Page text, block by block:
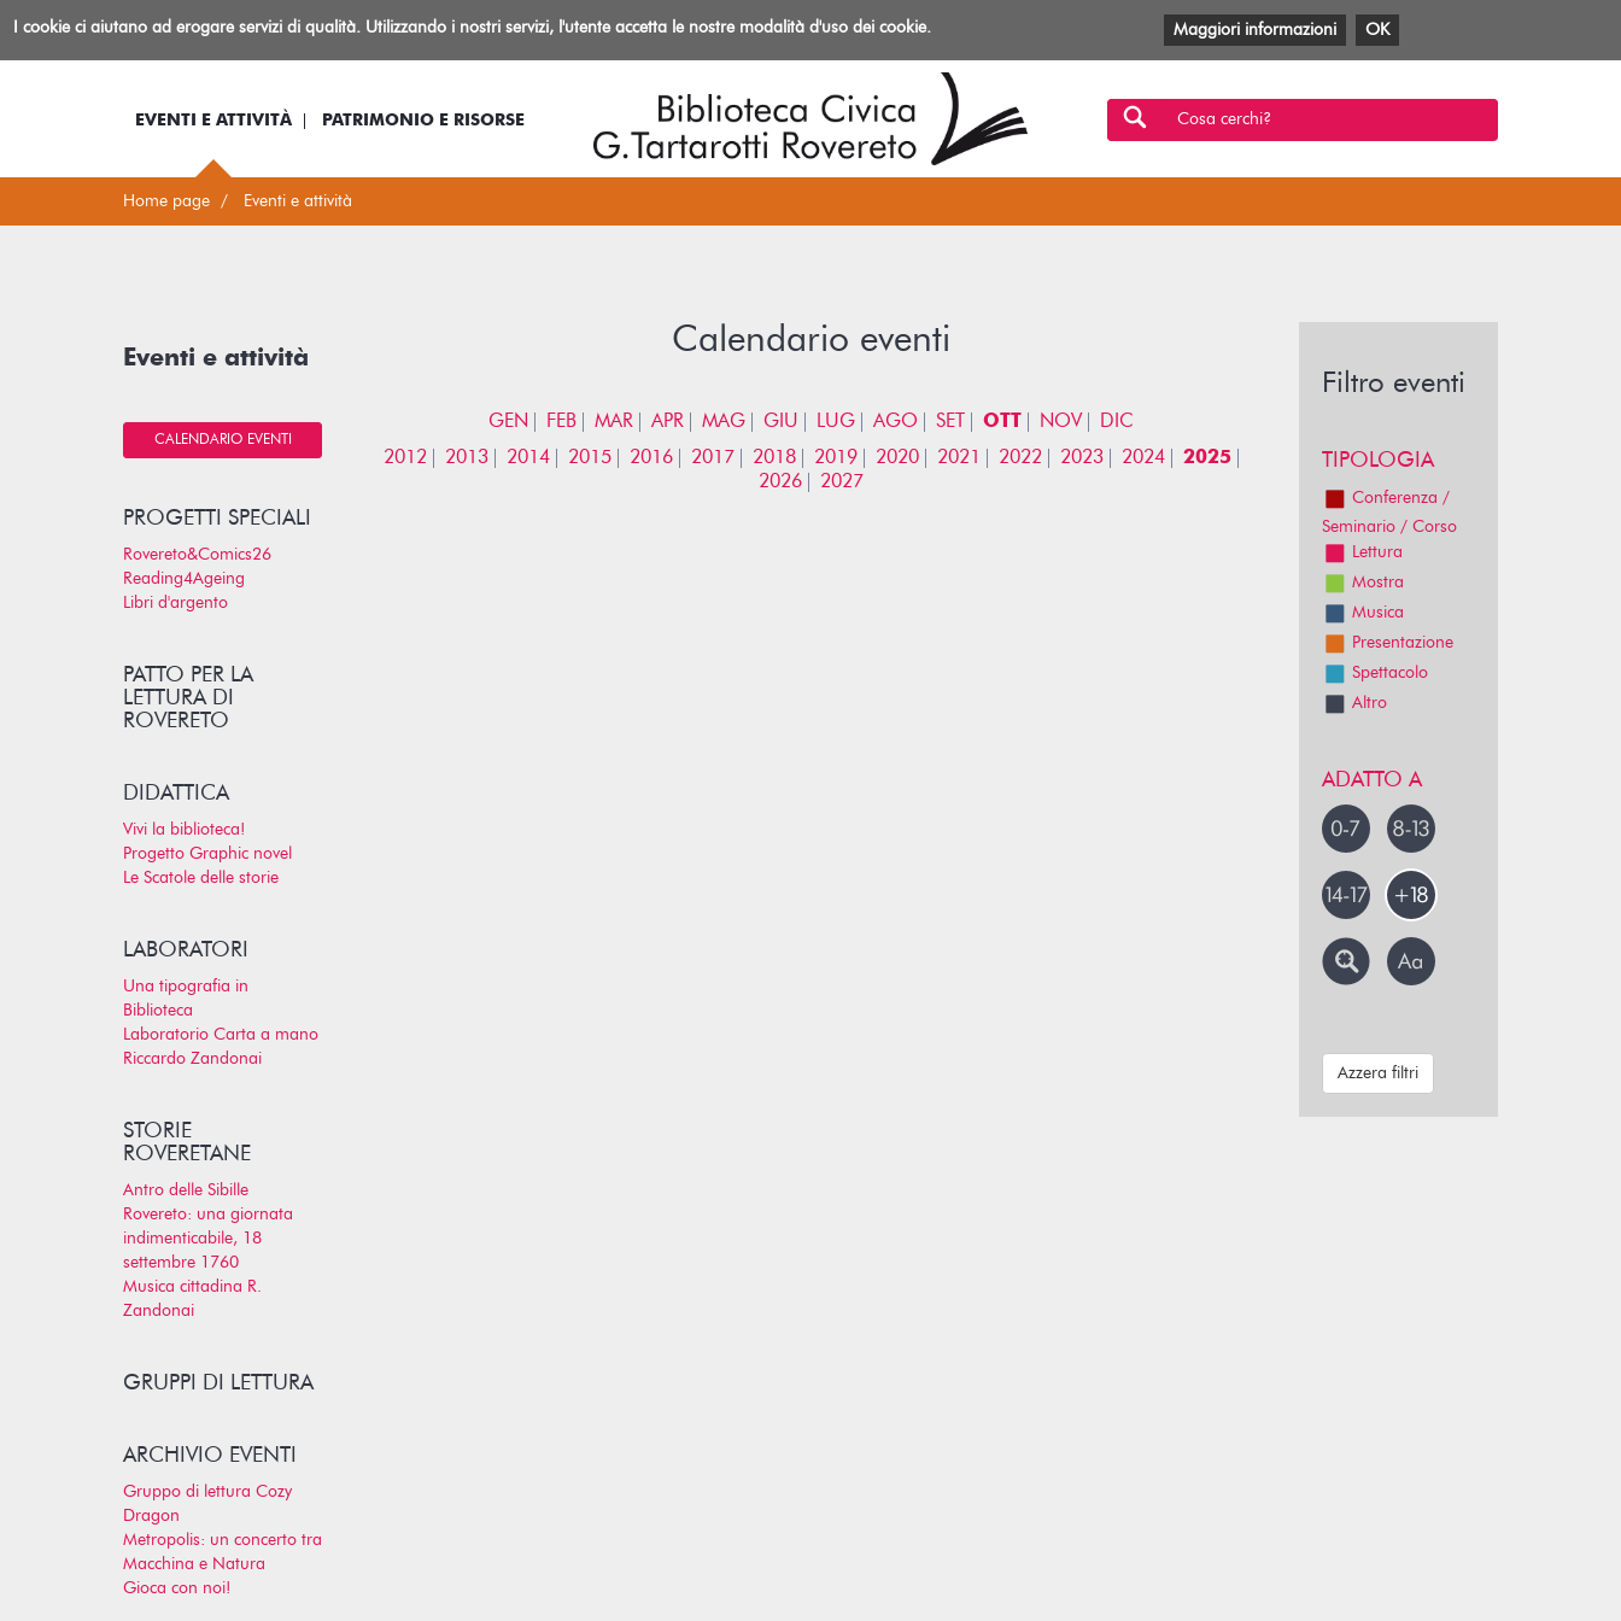
BibliotecaIo sono... Log-in Informazioni
Facebook
TwitterYouTube
Anobii
SBTMlol
EVENTI E ATTIVITÀ PATRIMONIO E RISORSE Cosa cerchi?
Home page Eventi e attività
Calendario eventi
GEN FEB MAR APR MAG GIU LUG AGO SET OTT NOV
DIC
2012
2013 2014 2015 2016 2017 2018 2019 2020 2021 2022 2023 2024
2025
2026
2027
Eventi e attività
CALENDARIO EVENTI
PROGETTI SPECIALI
Rovereto&Comics26
Reading4Ageing
Libri d'argento
PATTO PER LA
LETTURA DI
ROVERETO
DIDATTICA
Vivi la biblioteca!
Progetto Graphic novel
Le Scatole delle storie
LABORATORI
Una tipografia in
Biblioteca
Laboratorio Carta a mano
Riccardo Zandonai
STORIE
ROVERETANE
Antro delle Sibille
Rovereto: una giornata
indimenticabile, 18
settembre 1760
Musica cittadina R.
Zandonai
GRUPPI DI LETTURA
ARCHIVIO EVENTI
Gruppo di lettura Cozy
Dragon
Metropolis: un concerto tra
Macchina e Natura
Gioca con noi!
Filtro eventi
TIPOLOGIA
Conferenza /
Seminario / Corso
Lettura
Mostra
Musica
Presentazione
Spettacolo
Altro
ADATTO A
Azzera filtri
I cookie ci aiutano ad erogare servizi di qualità. Utilizzando i nostri servizi, l'utente accetta le nostre modalità d'uso dei cookie. Maggiori informazioni OK